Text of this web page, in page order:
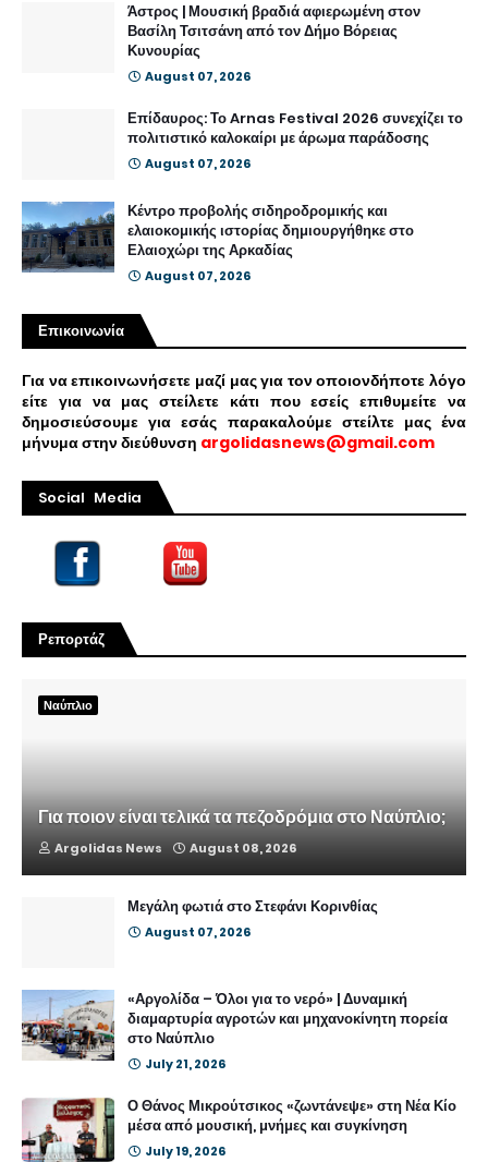
Άστρος | Μουσική βραδιά αφιερωμένη στον
Βασίλη Τσιτσάνη από τον Δήμο Βόρειας
Κυνουρίας
August 07, 2026
Επίδαυρος: Το Arnas Festival 2026 συνεχίζει το
πολιτιστικό καλοκαίρι με άρωμα παράδοσης
August 07, 2026
Κέντρο προβολής σιδηροδρομικής και
ελαιοκομικής ιστορίας δημιουργήθηκε στο
Ελαιοχώρι της Αρκαδίας
August 07, 2026
Επικοινωνία
Για να επικοινωνήσετε μαζί μας για τον οποιονδήποτε λόγο
είτε για να μας στείλετε κάτι που εσείς επιθυμείτε να
δημοσιεύσουμε για εσάς παρακαλούμε στείλτε μας ένα
μήνυμα στην διεύθυνση argolidasnews@gmail.com
Social Media
Ρεπορτάζ
Ναύπλιο
Για ποιον είναι τελικά τα πεζοδρόμια στο Ναύπλιο;
Argolidas News August 08, 2026
Μεγάλη φωτιά στο Στεφάνι Κορινθίας
August 07, 2026
«Αργολίδα – Όλοι για το νερό» | Δυναμική
διαμαρτυρία αγροτών και μηχανοκίνητη πορεία
στο Ναύπλιο
July 21, 2026
Ο Θάνος Μικρούτσικος «ζωντάνεψε» στη Νέα Κίο
μέσα από μουσική, μνήμες και συγκίνηση
July 19, 2026